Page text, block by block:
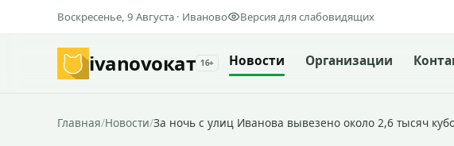
Воскресенье, 9 Августа · Иваново Версия для слабовидящих
ivanovoкат 16+ Новости Организации
Главная/Новости/За ночь с улиц Иванова вывезено около 2,6 тысяч